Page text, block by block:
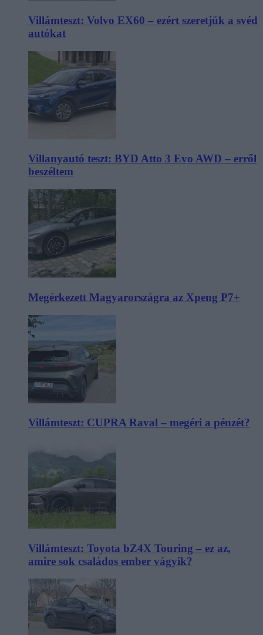
Villámteszt: Volvo EX60 – ezért szeretjük a svéd
autókat
Villanyautó teszt: BYD Atto 3 Evo AWD – erről
beszéltem
Megérkezett Magyarországra az Xpeng P7+
Villámteszt: CUPRA Raval – megéri a pénzét?
Villámteszt: Toyota bZ4X Touring – ez az,
amire sok családos ember vágyik?